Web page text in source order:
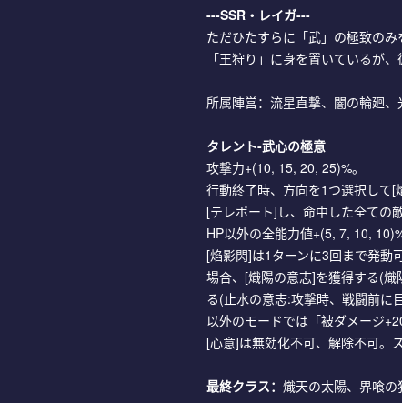
---SSR・レイガ---
ただひたすらに「武」の極致のみ
「王狩り」に身を置いているが
所属陣営：流星直撃、闇の輪廻、
タレント-武心の極意
攻撃力+(10, 15, 20, 25)%。
行動終了時、方向を1つ選択して
[テレポート]し、命中した全ての
HP以外の全能力値+(5, 7, 10,
[焰影閃]は1ターンに3回まで発動
場合、[熾陽の意志]を獲得する(
る(止水の意志:攻撃時、戦闘前に
以外のモードでは「被ダメージ
[心意]は無効化不可、解除不可。
最終クラス： 熾天の太陽、界喰の